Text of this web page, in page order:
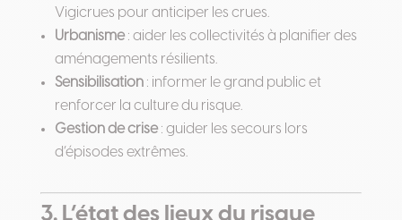
Vigicrues pour anticiper les crues.
Urbanisme: aider les collectivités à planifier des
aménagements résilients.
Sensibilisation: informer le grand public et
renforcer la culture du risque.
Gestion de crise: guider les secours lors
d’épisodes extrêmes.
3. L’état des lieux du risque